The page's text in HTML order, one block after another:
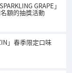
GRAPE」
額的抽獎活動
」春季限定口味